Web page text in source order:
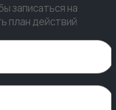
записаться на
план действий